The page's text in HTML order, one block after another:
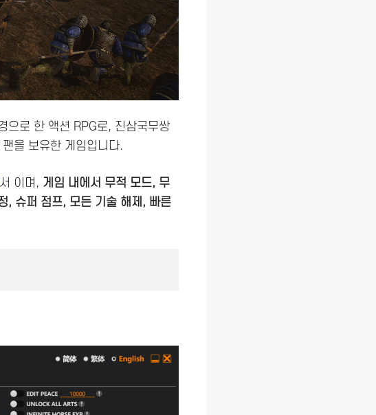
으로 한 액션 RPG로, 진삼국무쌍
을 보유한 게임입니다.
서 이며, 게임 내에서 무적 모드, 무
, 슈퍼 점프, 모든 기술 해제, 빠른